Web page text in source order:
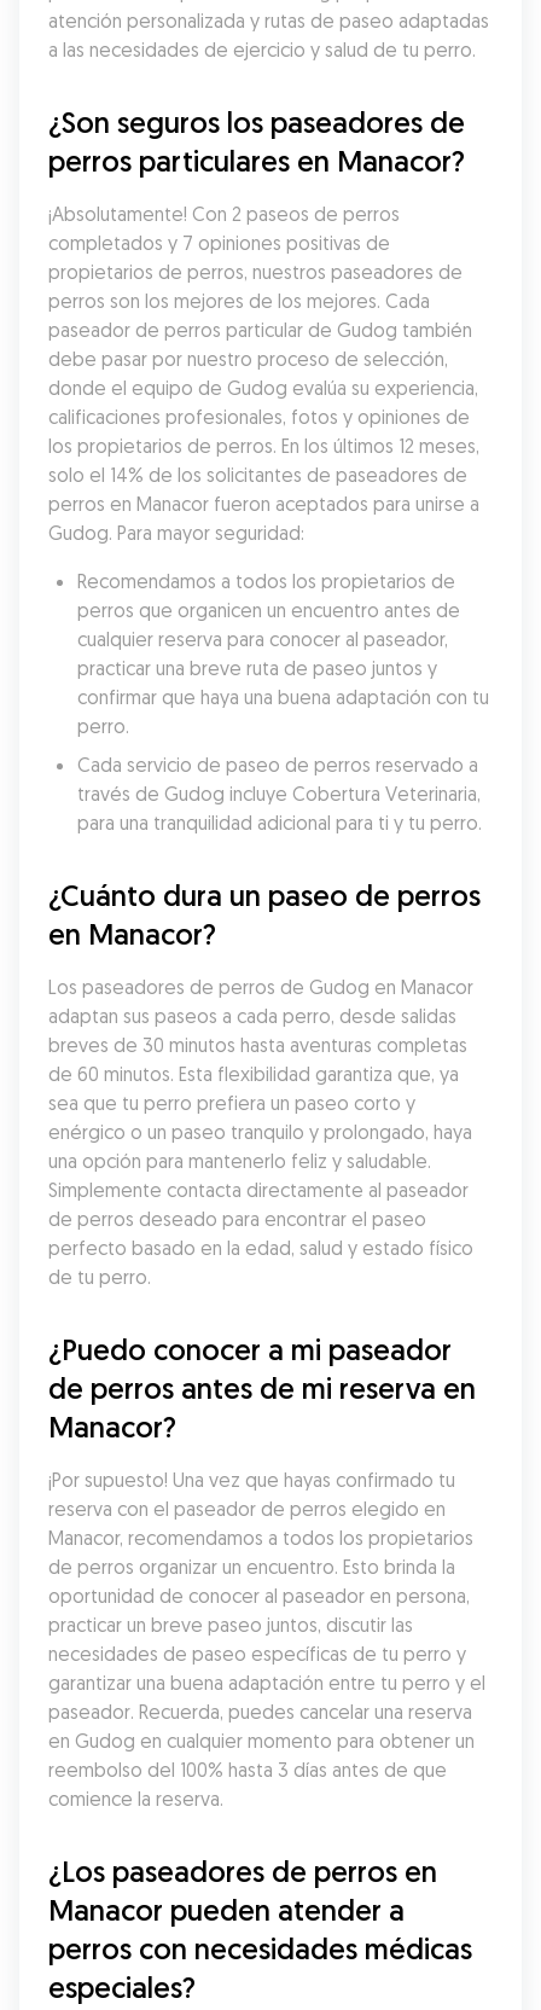
atención personalizada y rutas de paseo adaptadas
a las necesidades de ejercicio y salud de tu perro.
¿Son seguros los paseadores de
perros particulares en Manacor?
¡Absolutamente! Con 2 paseos de perros
completados y 7 opiniones positivas de
propietarios de perros, nuestros paseadores de
perros son los mejores de los mejores. Cada
paseador de perros particular de Gudog también
debe pasar por nuestro proceso de selección,
donde el equipo de Gudog evalúa su experiencia,
calificaciones profesionales, fotos y opiniones de
los propietarios de perros. En los últimos 12 meses,
solo el 14% de los solicitantes de paseadores de
perros en Manacor fueron aceptados para unirse a
Gudog. Para mayor seguridad:
Recomendamos a todos los propietarios de
perros que organicen un encuentro antes de
cualquier reserva para conocer al paseador,
practicar una breve ruta de paseo juntos y
confirmar que haya una buena adaptación con tu
perro.
Cada servicio de paseo de perros reservado a
través de Gudog incluye Cobertura Veterinaria,
para una tranquilidad adicional para ti y tu perro.
¿Cuánto dura un paseo de perros
en Manacor?
Los paseadores de perros de Gudog en Manacor
adaptan sus paseos a cada perro, desde salidas
breves de 30 minutos hasta aventuras completas
de 60 minutos. Esta flexibilidad garantiza que, ya
sea que tu perro prefiera un paseo corto y
enérgico o un paseo tranquilo y prolongado, haya
una opción para mantenerlo feliz y saludable.
Simplemente contacta directamente al paseador
de perros deseado para encontrar el paseo
perfecto basado en la edad, salud y estado físico
de tu perro.
¿Puedo conocer a mi paseador
de perros antes de mi reserva en
Manacor?
¡Por supuesto! Una vez que hayas confirmado tu
reserva con el paseador de perros elegido en
Manacor, recomendamos a todos los propietarios
de perros organizar un encuentro. Esto brinda la
oportunidad de conocer al paseador en persona,
practicar un breve paseo juntos, discutir las
necesidades de paseo específicas de tu perro y
garantizar una buena adaptación entre tu perro y el
paseador. Recuerda, puedes cancelar una reserva
en Gudog en cualquier momento para obtener un
reembolso del 100% hasta 3 días antes de que
comience la reserva.
¿Los paseadores de perros en
Manacor pueden atender a
perros con necesidades médicas
especiales?